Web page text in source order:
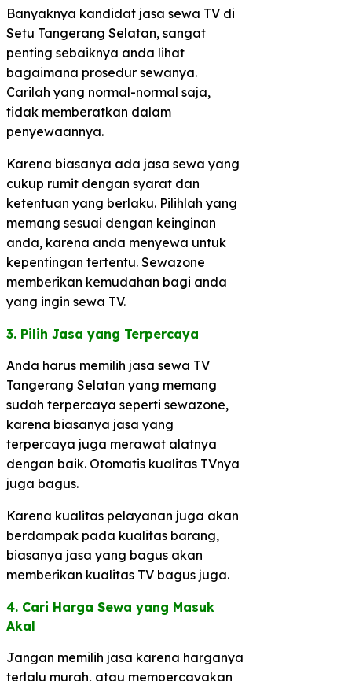
Banyaknya kandidat jasa sewa TV di
Setu Tangerang Selatan, sangat
penting sebaiknya anda lihat
bagaimana prosedur sewanya.
Carilah yang normal-normal saja,
tidak memberatkan dalam
penyewaannya.
Karena biasanya ada jasa sewa yang
cukup rumit dengan syarat dan
ketentuan yang berlaku. Pilihlah yang
memang sesuai dengan keinginan
anda, karena anda menyewa untuk
kepentingan tertentu. Sewazone
memberikan kemudahan bagi anda
yang ingin sewa TV.
3. Pilih Jasa yang Terpercaya​
Anda harus memilih jasa sewa TV
Tangerang Selatan yang memang
sudah terpercaya seperti sewazone,
karena biasanya jasa yang
terpercaya juga merawat alatnya
dengan baik. Otomatis kualitas TVnya
juga bagus.
Karena kualitas pelayanan juga akan
berdampak pada kualitas barang,
biasanya jasa yang bagus akan
memberikan kualitas TV bagus juga.
4. Cari Harga Sewa yang Masuk
Akal​
Jangan memilih jasa karena harganya
terlalu murah, atau mempercayakan